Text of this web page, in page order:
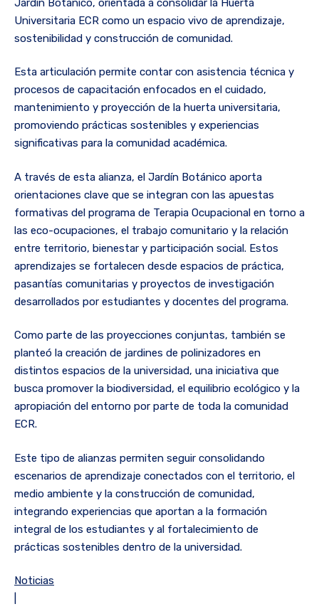
Jardín Botánico, orientada a consolidar la Huerta
Universitaria ECR como un espacio vivo de aprendizaje,
sostenibilidad y construcción de comunidad.
Esta articulación permite contar con asistencia técnica y
procesos de capacitación enfocados en el cuidado,
mantenimiento y proyección de la huerta universitaria,
promoviendo prácticas sostenibles y experiencias
significativas para la comunidad académica.
A través de esta alianza, el Jardín Botánico aporta
orientaciones clave que se integran con las apuestas
formativas del programa de Terapia Ocupacional en torno a
las eco-ocupaciones, el trabajo comunitario y la relación
entre territorio, bienestar y participación social. Estos
aprendizajes se fortalecen desde espacios de práctica,
pasantías comunitarias y proyectos de investigación
desarrollados por estudiantes y docentes del programa.
Como parte de las proyecciones conjuntas, también se
planteó la creación de jardines de polinizadores en
distintos espacios de la universidad, una iniciativa que
busca promover la biodiversidad, el equilibrio ecológico y la
apropiación del entorno por parte de toda la comunidad
ECR.
Este tipo de alianzas permiten seguir consolidando
escenarios de aprendizaje conectados con el territorio, el
medio ambiente y la construcción de comunidad,
integrando experiencias que aportan a la formación
integral de los estudiantes y al fortalecimiento de
prácticas sostenibles dentro de la universidad.
Noticias